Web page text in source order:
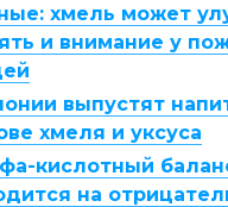
хмель может
и внимание у
выпустят
хмеля и уксуса
кислотный
на